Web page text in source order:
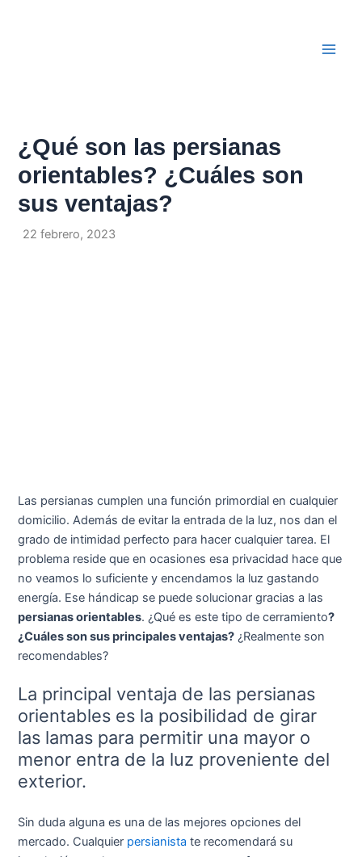
¿Qué son las persianas
orientables? ¿Cuáles son
sus ventajas?
22 febrero, 2023
Las persianas cumplen una función primordial en cualquier
domicilio. Además de evitar la entrada de la luz, nos dan el
grado de intimidad perfecto para hacer cualquier tarea. El
problema reside que en ocasiones esa privacidad hace que
no veamos lo suficiente y encendamos la luz gastando
energía. Ese hándicap se puede solucionar gracias a las
persianas orientables. ¿Qué es este tipo de cerramiento?
¿Cuáles son sus principales ventajas? ¿Realmente son
recomendables?
La principal ventaja de las persianas
orientables es la posibilidad de girar
las lamas para permitir una mayor o
menor entra de la luz proveniente del
exterior.
Sin duda alguna es una de las mejores opciones del
mercado. Cualquier persianista te recomendará su